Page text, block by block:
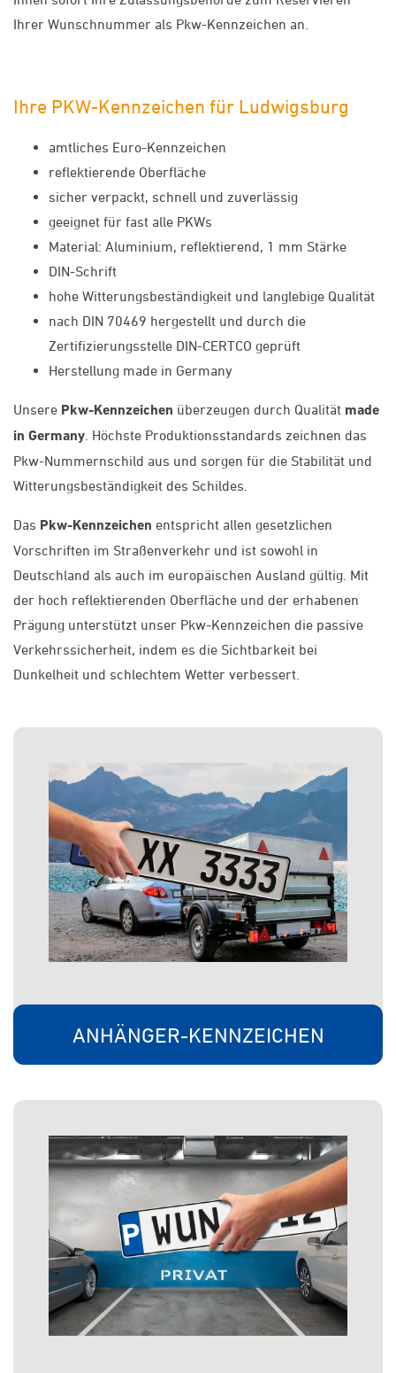
Ihrer Wunschnummer als Pkw-Kennzeichen an.
Ihre PKW-Kennzeichen für Ludwigsburg
amtliches Euro-Kennzeichen
reflektierende Oberfläche
sicher verpackt, schnell und zuverlässig
geeignet für fast alle PKWs
Material: Aluminium, reflektierend, 1 mm Stärke
DIN-Schrift
hohe Witterungsbeständigkeit und langlebige Qualität
nach DIN 70469 hergestellt und durch die
Zertifizierungsstelle DIN-CERTCO geprüft
Herstellung made in Germany
Unsere Pkw-Kennzeichen überzeugen durch Qualität made
in Germany . Höchste Produktionsstandards zeichnen das
Pkw-Nummernschild aus und sorgen für die Stabilität und
Witterungsbeständigkeit des Schildes.
Das Pkw-Kennzeichen entspricht allen gesetzlichen
Vorschriften im Straßenverkehr und ist sowohl in
Deutschland als auch im europäischen Ausland gültig. Mit
der hoch reflektierenden Oberfläche und der erhabenen
Prägung unterstützt unser Pkw-Kennzeichen die passive
Verkehrssicherheit, indem es die Sichtbarkeit bei
Dunkelheit und schlechtem Wetter verbessert.
ANHÄNGER-KENNZEICHEN